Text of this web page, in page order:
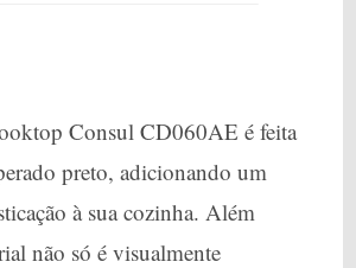
Consul CD060AE é feita
preto, adicionando um
à sua cozinha. Além
não só é visualmente